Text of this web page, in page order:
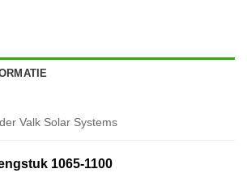
Valk Solar Systems
1065-1100